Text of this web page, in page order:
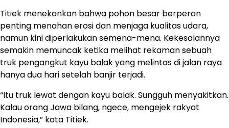
Titiek menekankan bahwa pohon besar berperan
penting menahan erosi dan menjaga kualitas udara,
namun kini diperlakukan semena-mena. Kekesalannya
semakin memuncak ketika melihat rekaman sebuah
truk pengangkut kayu balak yang melintas di jalan raya
hanya dua hari setelah banjir terjadi.
“Itu truk lewat dengan kayu balak. Sungguh menyakitkan.
Kalau orang Jawa bilang, ngece, mengejek rakyat
Indonesia,” kata Titiek.